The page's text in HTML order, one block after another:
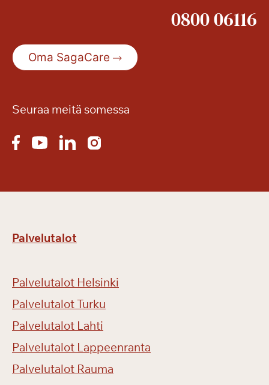
0800 06116
Oma SagaCare
Seuraa meitä somessa
Palvelutalot
Palvelutalot Helsinki
Palvelutalot Turku
Palvelutalot Lahti
Palvelutalot Lappeenranta
Palvelutalot Rauma